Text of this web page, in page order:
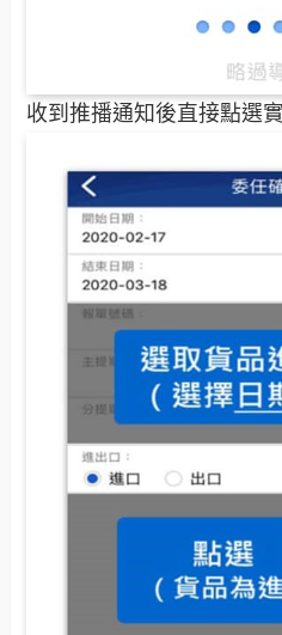
收到推播通知後直接點選